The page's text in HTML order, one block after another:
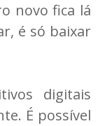
novo fica lá
é só baixar
digitais
É possível